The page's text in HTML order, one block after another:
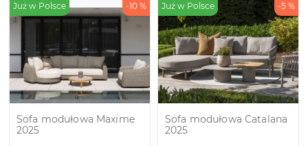
Już w Polsce -10 %
Sofa modułowa Maxime
2025
Już w Polsce -5 %
Sofa modułowa Catalana
2025